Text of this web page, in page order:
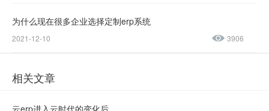
为什么现在很多企业选择定制erp系统
2021-12-10 3906
相关文章
云erp进入云时代的变化后